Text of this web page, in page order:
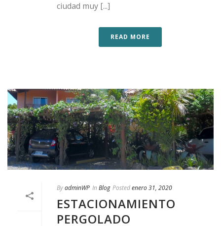
ciudad muy [...]
READ MORE
ByadminWP In Blog Postedenero 31, 2020
ESTACIONAMIENTO
PERGOLADO